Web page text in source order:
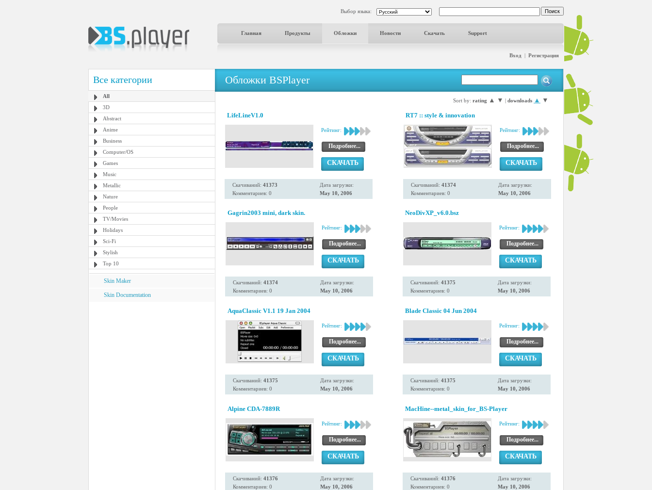
Выбор языка:
Главная Продукты Обложки Новости Скачать Support
Вход | Регистрация
Все категории
All
3D
Abstract
Anime
Business
Computer/OS
Games
Music
Metallic
Nature
People
TV/Movies
Holidays
Sci-Fi
Stylish
Top 10
Skin Maker
Skin Documentation
Обложки BSPlayer
Sort by: rating ▲ ▼ | downloads ▲ ▼
LifeLineV1.0
Рейтинг:
Подробнее...
СКАЧАТЬ
Скачиваний: 41373
Комментариев: 0
Дата загрузки:
May 10, 2006
RT7 :: style & innovation
Рейтинг:
Подробнее...
СКАЧАТЬ
Скачиваний: 41374
Комментариев: 0
Дата загрузки:
May 10, 2006
Gagrin2003 mini, dark skin.
Рейтинг:
Подробнее...
СКАЧАТЬ
Скачиваний: 41374
Комментариев: 0
Дата загрузки:
May 10, 2006
NeoDivXP_v6.0.bsz
Рейтинг:
Подробнее...
СКАЧАТЬ
Скачиваний: 41375
Комментариев: 0
Дата загрузки:
May 10, 2006
AquaClassic V1.1 19 Jan 2004
Рейтинг:
Подробнее...
СКАЧАТЬ
Скачиваний: 41375
Комментариев: 0
Дата загрузки:
May 10, 2006
Blade Classic 04 Jun 2004
Рейтинг:
Подробнее...
СКАЧАТЬ
Скачиваний: 41375
Комментариев: 0
Дата загрузки:
May 10, 2006
Alpine CDA-7889R
Рейтинг:
Подробнее...
СКАЧАТЬ
Скачиваний: 41376
Комментариев: 0
Дата загрузки:
May 10, 2006
MacHine--metal_skin_for_BS-Player
Рейтинг:
Подробнее...
СКАЧАТЬ
Скачиваний: 41376
Комментариев: 0
Дата загрузки:
May 10, 2006